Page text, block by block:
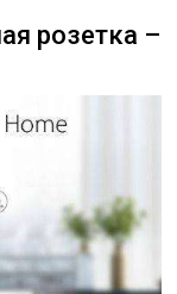
розетка –